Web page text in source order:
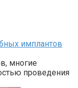
имплантов
многие
проведения